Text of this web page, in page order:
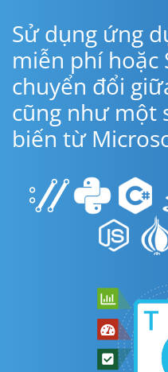
Sử dụng ứng
miễn phí hoặc
chuyển đổi
cũng như một
biến từ